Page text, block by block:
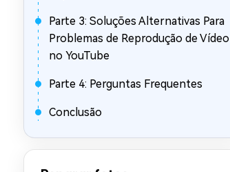
Parte 3: Soluções Alternativas Para
Problemas de Reprodução de Vídeo
no YouTube
Parte 4: Perguntas Frequentes
Conclusão